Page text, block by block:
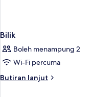
Bilik
Boleh menampung 2
Wi-Fi percuma
Butiran lanjut
Butiran